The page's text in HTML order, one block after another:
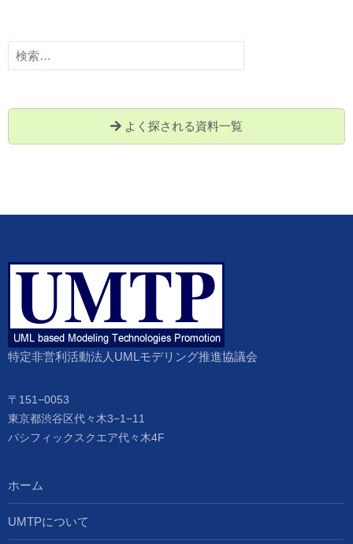
検
索:
よく探される資料一覧
特定非営利活動法人UMLモデリング推進協議会
〒151−0053
東京都渋谷区代々木3−1−11
パシフィックスクエア代々木4F
ホーム
UMTPについて